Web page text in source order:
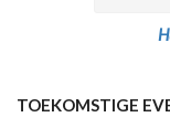
TOEKOMSTIGE